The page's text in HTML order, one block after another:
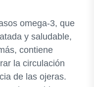
omega-3, que
y saludable,
contiene
la circulación
de las ojeras.